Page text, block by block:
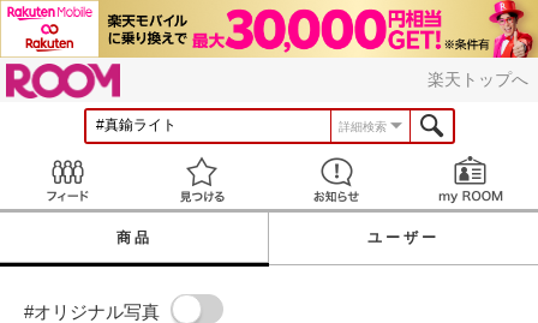
楽天トップへ
詳細検索
見つける お知らせ
商品 ユーザー
#オリジナル写真